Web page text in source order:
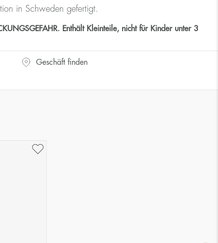
in Schweden gefertigt.
Enthält Kleinteile, nicht für Kinder unter 3
Geschäft finden